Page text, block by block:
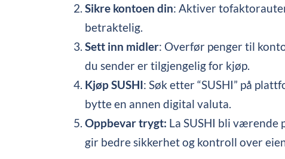
Sikre kontoen din: Aktiver
betraktelig.
Sett inn midler: Overfør penger til
du sender er tilgjengelig for kjøp.
Kjøp SUSHI: Søk etter “SUSHI” på
bytte en annen digital valuta.
Oppbevar trygt: La SUSHI bli
gir bedre sikkerhet og kontroll over